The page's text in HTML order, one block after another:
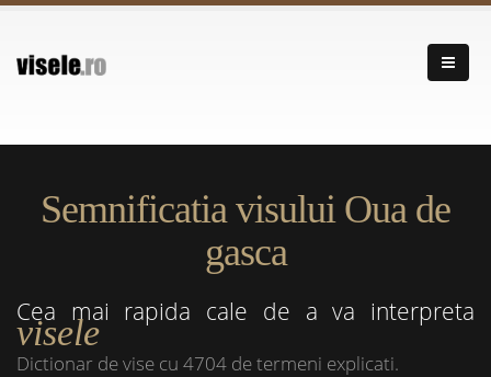
Semnificatia visului Oua de
gasca
Cea mai rapida cale de a va interpreta
visele
Dictionar de vise cu 4704 de termeni explicati.